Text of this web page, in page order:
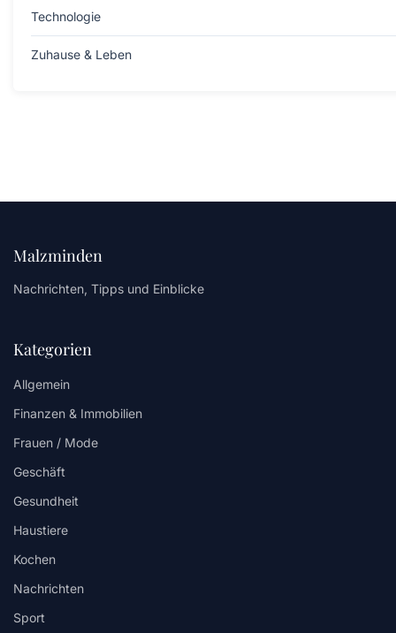
Technologie
Zuhause & Leben
Malzminden
Nachrichten, Tipps und Einblicke
Kategorien
Allgemein
Finanzen & Immobilien
Frauen / Mode
Geschäft
Gesundheit
Haustiere
Kochen
Nachrichten
Sport